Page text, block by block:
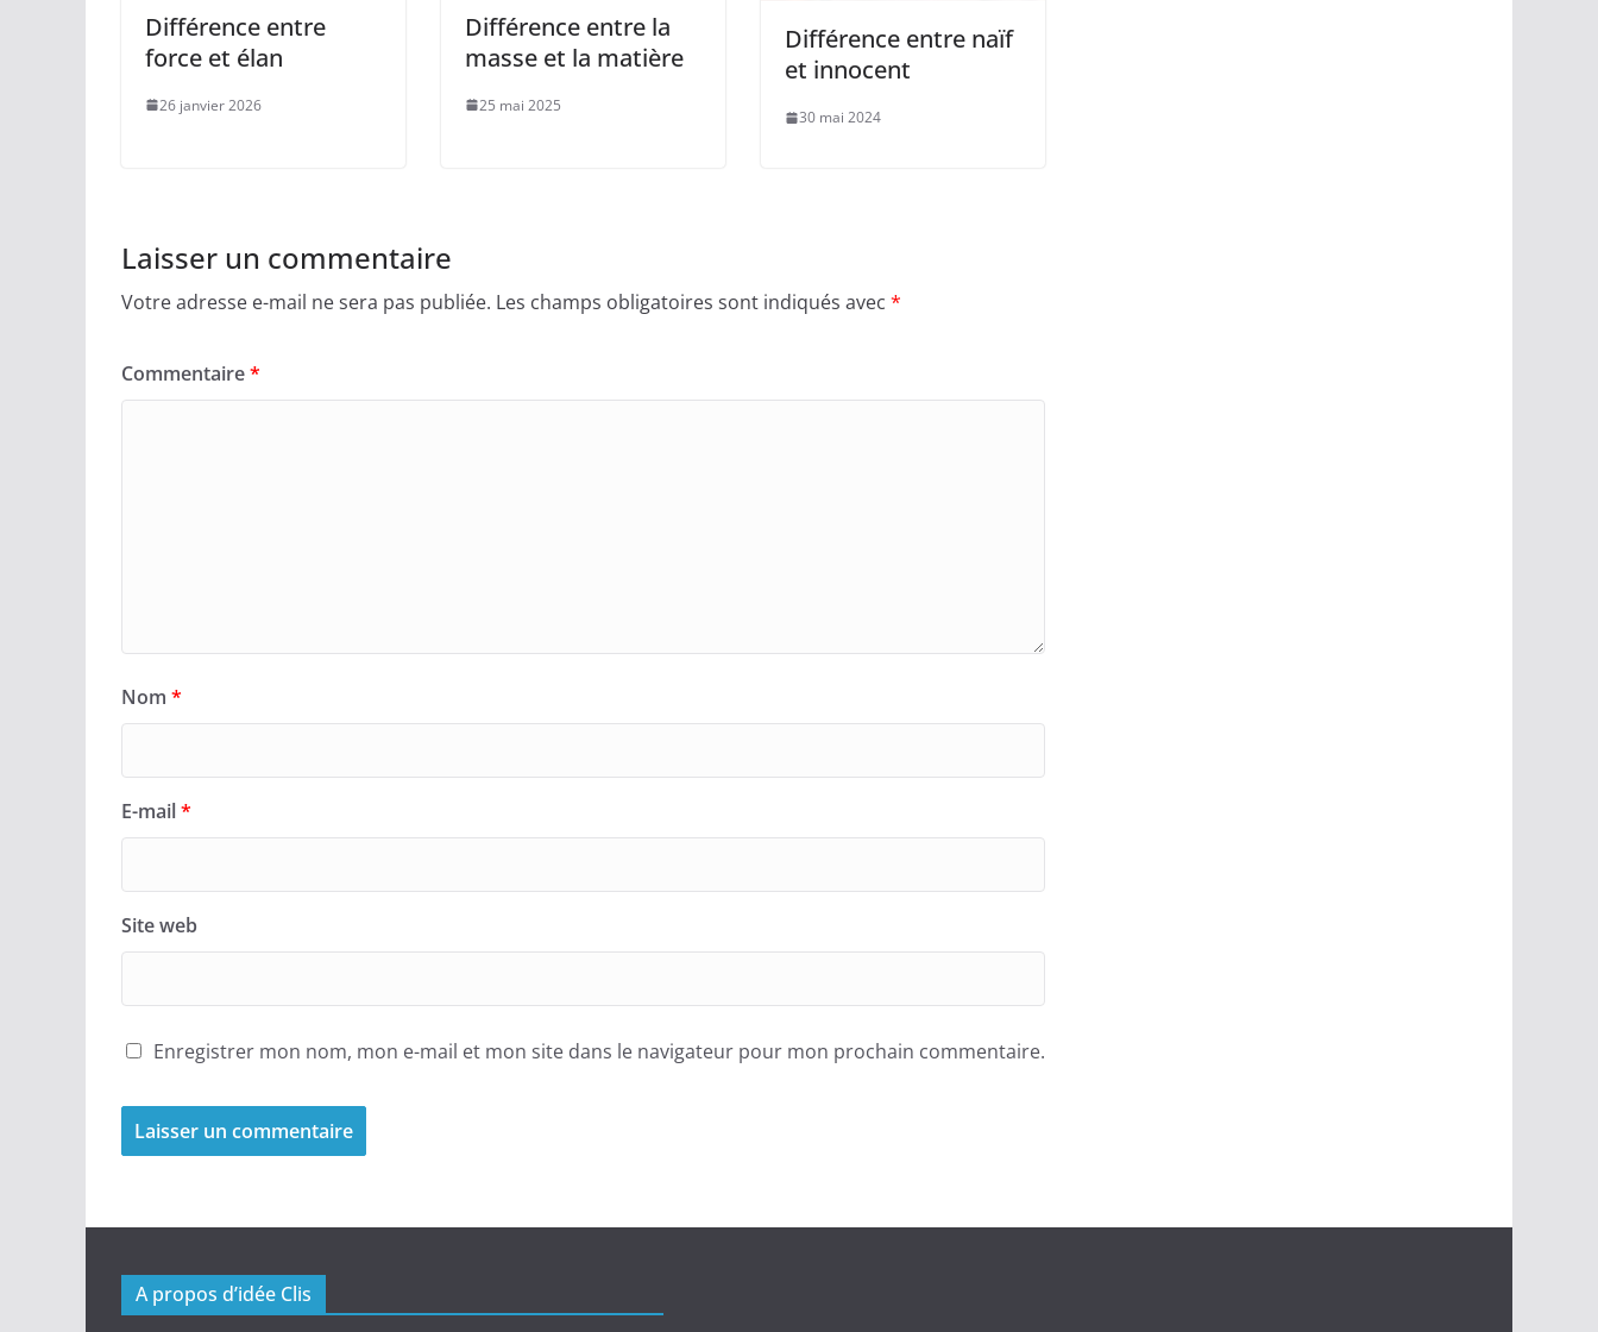
Différence entre
force et élan
26 janvier 2026
Différence entre la
masse et la matière
25 mai 2025
Différence entre naïf
et innocent
30 mai 2024
Laisser un commentaire
Votre adresse e-mail ne sera pas publiée. Les champs obligatoires sont indiqués avec *
Commentaire*
Nom *
E-mail*
Site web
Enregistrer mon nom, mon e-mail et mon site dans le navigateur pour mon prochain commentaire.
A propos d’idée Clis